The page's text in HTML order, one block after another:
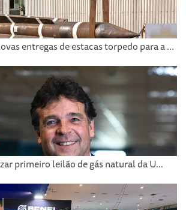
entregas de estacas torpedo para a ...
primeiro leilão de gás natural da U...